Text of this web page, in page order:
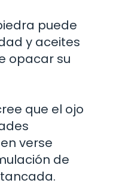
puede
y aceites
opacar su
que el ojo
verse
de